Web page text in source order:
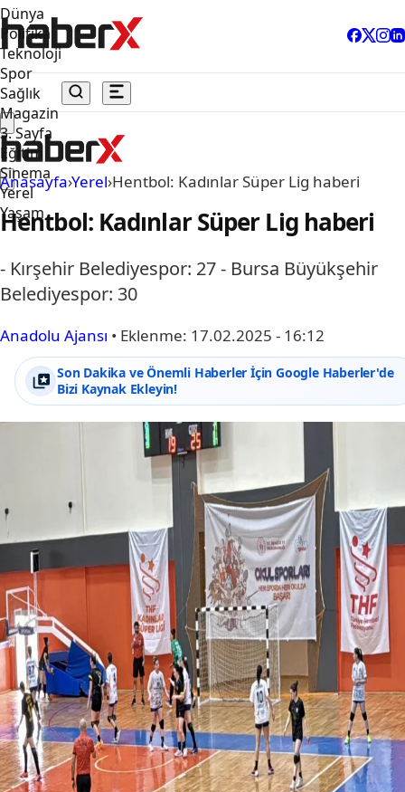
Dünya
Politika
Teknoloji
Spor
Sağlık
Magazin
3. Sayfa
Eğitim
Sinema
Yerel
Yaşam
Anasayfa›Yerel›Hentbol: Kadınlar Süper Lig haberi
Hentbol: Kadınlar Süper Lig haberi
- Kırşehir Belediyespor: 27 - Bursa Büyükşehir
Belediyespor: 30
Anadolu Ajansı • Eklenme: 17.02.2025 - 16:12
Son Dakika ve Önemli Haberler İçin Google Haberler'de
Bizi Kaynak Ekleyin!